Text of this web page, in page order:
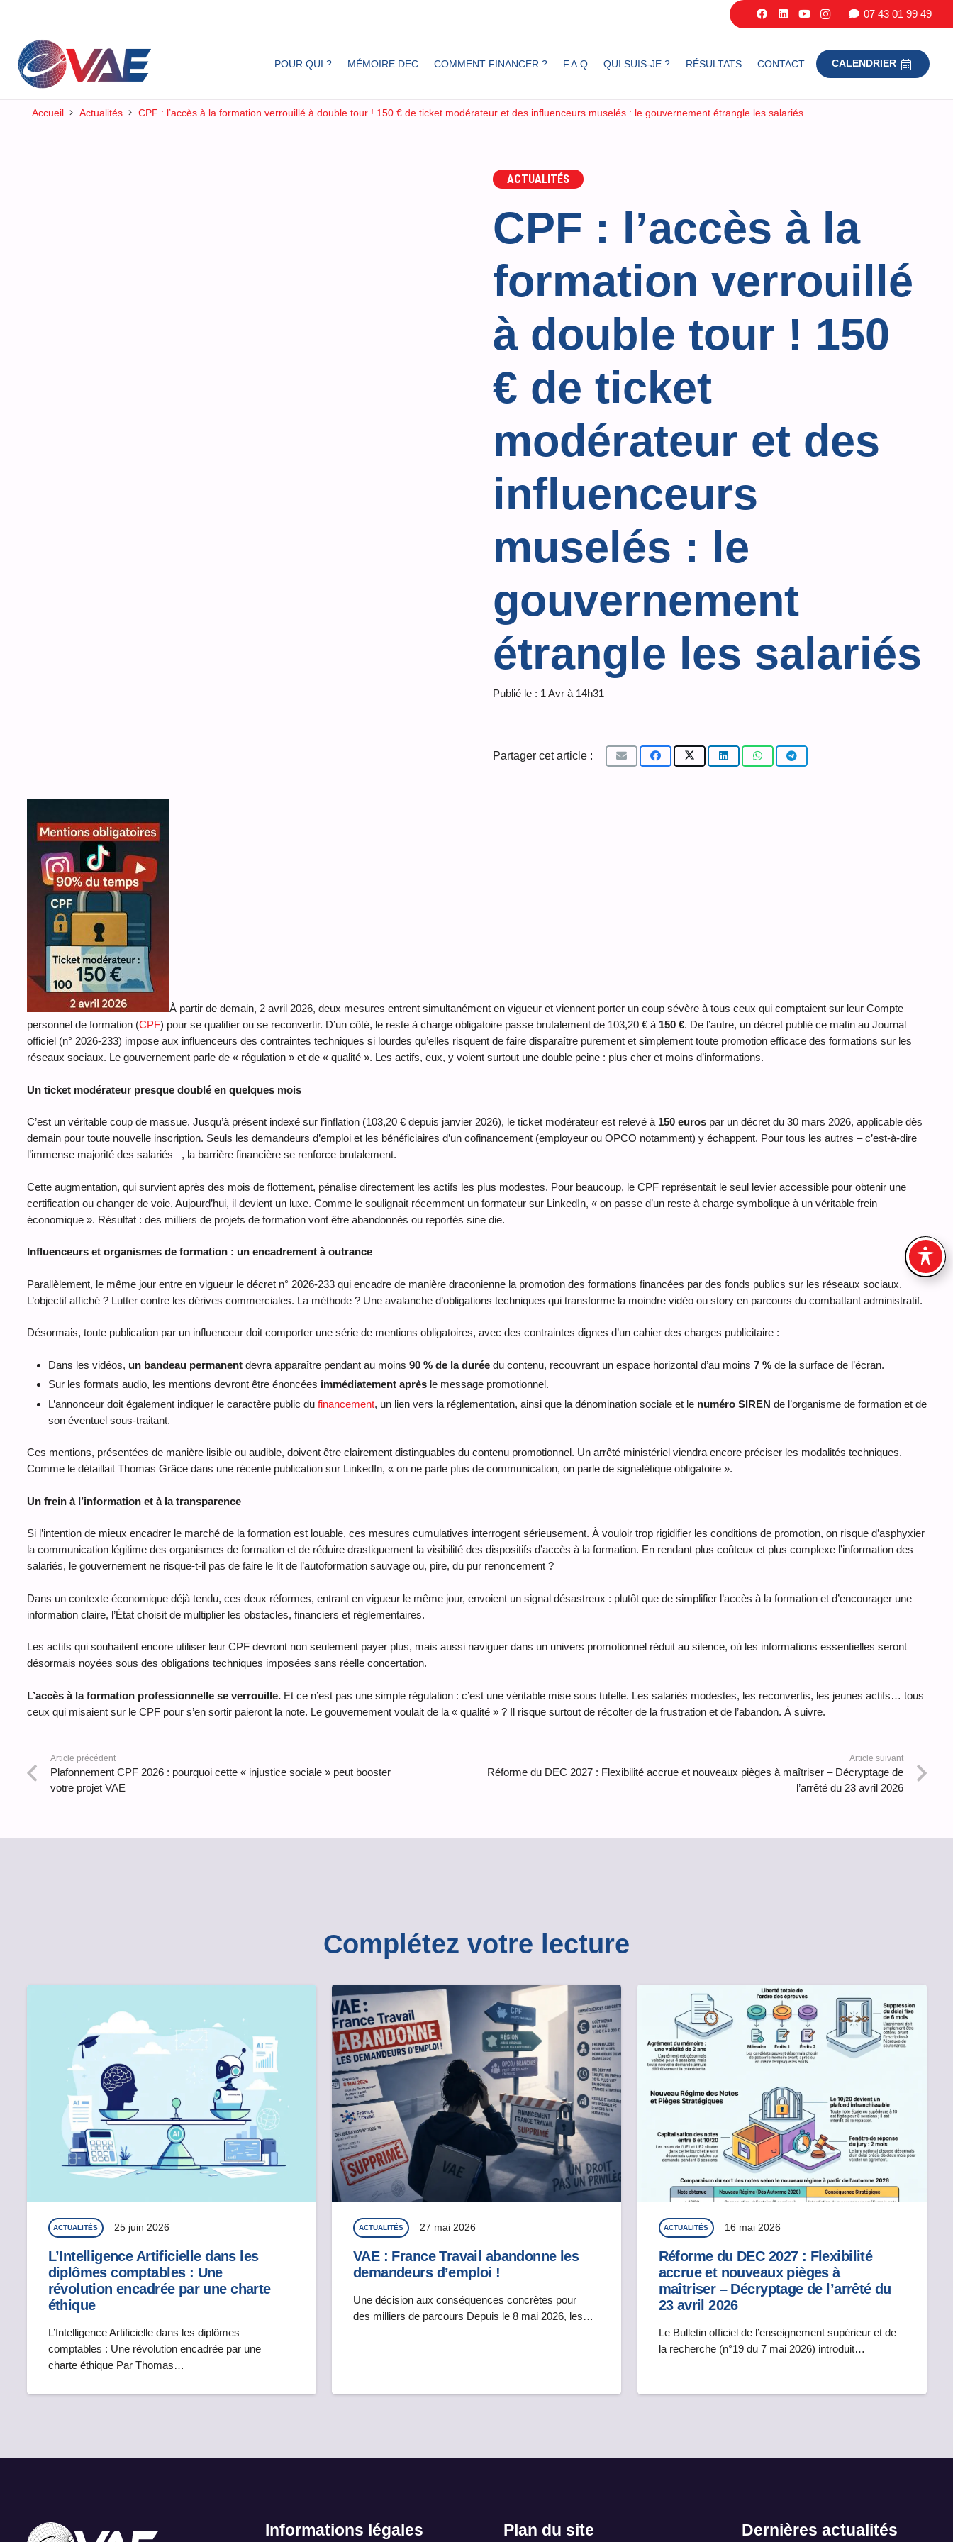
07 43 01 99 49
POUR QUI ? MÉMOIRE DEC COMMENT FINANCER ? F.A.Q QUI SUIS-JE ? RÉSULTATS CONTACT CALENDRIER
Accueil Actualités CPF : l’accès à la formation verrouillé à double tour ! 150 € de ticket modérateur et des influenceurs muselés : le gouvernement étrangle les salariés
ACTUALITÉS
CPF : l’accès à la
formation verrouillé
à double tour ! 150
€ de ticket
modérateur et des
influenceurs
muselés : le
gouvernement
étrangle les salariés
Publié le : 1 Avr à 14h31
Partager cet article :
À partir de demain, 2 avril 2026, deux mesures entrent simultanément en vigueur et viennent porter un coup sévère à tous ceux qui comptaient sur leur Compte
personnel de formation (CPF) pour se qualifier ou se reconvertir. D’un côté, le reste à charge obligatoire passe brutalement de 103,20 € à 150 €. De l’autre, un décret publié ce matin au Journal
officiel (n° 2026-233) impose aux influenceurs des contraintes techniques si lourdes qu’elles risquent de faire disparaître purement et simplement toute promotion efficace des formations sur les
réseaux sociaux. Le gouvernement parle de « régulation » et de « qualité ». Les actifs, eux, y voient surtout une double peine : plus cher et moins d’informations.
Un ticket modérateur presque doublé en quelques mois
C’est un véritable coup de massue. Jusqu’à présent indexé sur l’inflation (103,20 € depuis janvier 2026), le ticket modérateur est relevé à 150 eurospar un décret du 30 mars 2026, applicable dès
demain pour toute nouvelle inscription. Seuls les demandeurs d’emploi et les bénéficiaires d’un cofinancement (employeur ou OPCO notamment) y échappent. Pour tous les autres – c’est-à-dire
l’immense majorité des salariés –, la barrière financière se renforce brutalement.
Cette augmentation, qui survient après des mois de flottement, pénalise directement les actifs les plus modestes. Pour beaucoup, le CPF représentait le seul levier accessible pour obtenir une
certification ou changer de voie. Aujourd’hui, il devient un luxe. Comme le soulignait récemment un formateur sur LinkedIn, « on passe d’un reste à charge symbolique à un véritable frein
économique ». Résultat : des milliers de projets de formation vont être abandonnés ou reportés sine die.
Influenceurs et organismes de formation : un encadrement à outrance
Parallèlement, le même jour entre en vigueur le décret n° 2026-233 qui encadre de manière draconienne la promotion des formations financées par des fonds publics sur les réseaux sociaux.
L’objectif affiché ? Lutter contre les dérives commerciales. La méthode ? Une avalanche d’obligations techniques qui transforme la moindre vidéo ou story en parcours du combattant administratif.
Désormais, toute publication par un influenceur doit comporter une série de mentions obligatoires, avec des contraintes dignes d’un cahier des charges publicitaire :
Dans les vidéos, un bandeau permanentdevra apparaître pendant au moins 90 % de la duréedu contenu, recouvrant un espace horizontal d’au moins 7 %de la surface de l’écran.
Sur les formats audio, les mentions devront être énoncées immédiatement aprèsle message promotionnel.
L’annonceur doit également indiquer le caractère public du financement, un lien vers la réglementation, ainsi que la dénomination sociale et le numéro SIREN de l’organisme de formation et de
son éventuel sous-traitant.
Ces mentions, présentées de manière lisible ou audible, doivent être clairement distinguables du contenu promotionnel. Un arrêté ministériel viendra encore préciser les modalités techniques.
Comme le détaillait Thomas Grâce dans une récente publication sur LinkedIn, « on ne parle plus de communication, on parle de signalétique obligatoire ».
Un frein à l’information et à la transparence
Si l’intention de mieux encadrer le marché de la formation est louable, ces mesures cumulatives interrogent sérieusement. À vouloir trop rigidifier les conditions de promotion, on risque d’asphyxier
la communication légitime des organismes de formation et de réduire drastiquement la visibilité des dispositifs d’accès à la formation. En rendant plus coûteux et plus complexe l’information des
salariés, le gouvernement ne risque-t-il pas de faire le lit de l’autoformation sauvage ou, pire, du pur renoncement ?
Dans un contexte économique déjà tendu, ces deux réformes, entrant en vigueur le même jour, envoient un signal désastreux : plutôt que de simplifier l’accès à la formation et d’encourager une
information claire, l’État choisit de multiplier les obstacles, financiers et réglementaires.
Les actifs qui souhaitent encore utiliser leur CPF devront non seulement payer plus, mais aussi naviguer dans un univers promotionnel réduit au silence, où les informations essentielles seront
désormais noyées sous des obligations techniques imposées sans réelle concertation.
L’accès à la formation professionnelle se verrouille.Et ce n’est pas une simple régulation : c’est une véritable mise sous tutelle. Les salariés modestes, les reconvertis, les jeunes actifs… tous
ceux qui misaient sur le CPF pour s’en sortir paieront la note. Le gouvernement voulait de la « qualité » ? Il risque surtout de récolter de la frustration et de l’abandon. À suivre.
Article précédent
Plafonnement CPF 2026 : pourquoi cette « injustice sociale » peut booster
votre projet VAE
Article suivant
Réforme du DEC 2027 : Flexibilité accrue et nouveaux pièges à maîtriser – Décryptage de
l’arrêté du 23 avril 2026
Complétez votre lecture
ACTUALITÉS 25 juin 2026
L’Intelligence Artificielle dans les
diplômes comptables : Une
révolution encadrée par une charte
éthique
L’Intelligence Artificielle dans les diplômes
comptables : Une révolution encadrée par une
charte éthique Par Thomas…
ACTUALITÉS 27 mai 2026
VAE : France Travail abandonne les
demandeurs d’emploi !
Une décision aux conséquences concrètes pour
des milliers de parcours Depuis le 8 mai 2026, les…
ACTUALITÉS 16 mai 2026
Réforme du DEC 2027 : Flexibilité
accrue et nouveaux pièges à
maîtriser – Décryptage de l’arrêté du
23 avril 2026
Le Bulletin officiel de l’enseignement supérieur et de
la recherche (n°19 du 7 mai 2026) introduit…
Informations légales Plan du site Dernières actualités